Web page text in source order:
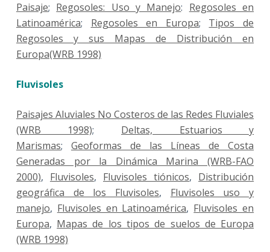
Paisaje; Regosoles: Uso y Manejo: Regosoles en
Latinoamérica; Regosoles en Europa; Tipos de
Regosoles y sus Mapas de Distribución en
Europa(WRB 1998)
Fluvisoles
Paisajes Aluviales No Costeros de las Redes Fluviales
(WRB 1998); Deltas, Estuarios y
Marismas; Geoformas de las Líneas de Costa
Generadas por la Dinámica Marina (WRB-FAO
2000), Fluvisoles, Fluvisoles tiónicos, Distribución
geográfica de los Fluvisoles, Fluvisoles uso y
manejo, Fluvisoles en Latinoamérica, Fluvisoles en
Europa, Mapas de los tipos de suelos de Europa
(WRB 1998)